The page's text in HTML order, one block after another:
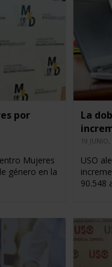
por
Mujeres
género en la
La
19
USO
90.548